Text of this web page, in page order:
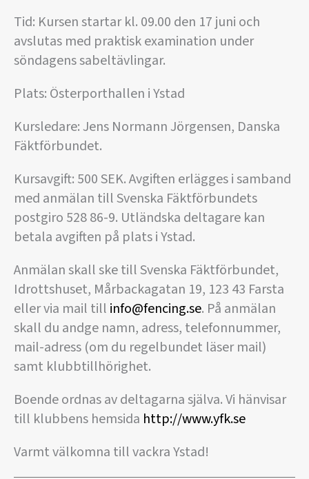
Tid: Kursen startar kl. 09.00 den 17 juni och
avslutas med praktisk examination under
söndagens sabeltävlingar.
Plats: Österporthallen i Ystad
Kursledare: Jens Normann Jörgensen, Danska
Fäktförbundet.
Kursavgift: 500 SEK. Avgiften erlägges i samband
med anmälan till Svenska Fäktförbundets
postgiro 528 86-9. Utländska deltagare kan
betala avgiften på plats i Ystad.
Anmälan skall ske till Svenska Fäktförbundet,
Idrottshuset, Mårbackagatan 19, 123 43 Farsta
eller via mail till info@fencing.se. På anmälan
skall du andge namn, adress, telefonnummer,
mail-adress (om du regelbundet läser mail)
samt klubbtillhörighet.
Boende ordnas av deltagarna själva. Vi hänvisar
till klubbens hemsida http://www.yfk.se
Varmt välkomna till vackra Ystad!